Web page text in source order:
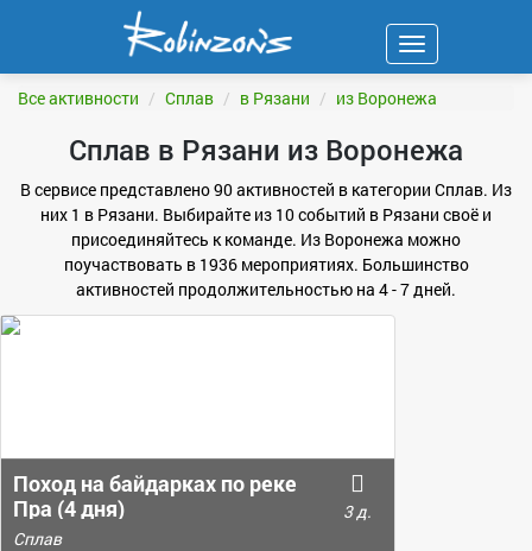
Навигация
Все активности Сплав в Рязани из Воронежа
Сплав в Рязани из Воронежа
В сервисе представлено 90 активностей в категории Сплав. Из
них 1 в Рязани. Выбирайте из 10 событий в Рязани своё и
присоединяйтесь к команде. Из Воронежа можно
поучаствовать в 1936 мероприятиях. Большинство
активностей продолжительностью на 4 - 7 дней.
Поход на байдарках по реке
Пра (4 дня)
3 д.
Сплав